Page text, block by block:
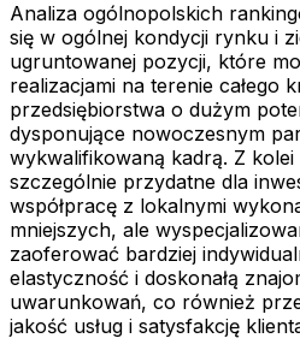
Analiza ogólnopolskich
się w ogólnej kondycji rynku i
ugruntowanej pozycji, które
realizacjami na terenie całego
przedsiębiorstwa o dużym
dysponujące nowoczesnym
wykwalifikowaną kadrą. Z
szczególnie przydatne dla
współpracę z lokalnymi
mniejszych, ale
zaoferować bardziej
elastyczność i doskonałą
uwarunkowań, co również
jakość usług i satysfakcję